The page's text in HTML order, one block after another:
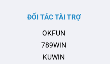
ĐỐI TÁC TÀI TRỢ
OKFUN
789WIN
KUWIN